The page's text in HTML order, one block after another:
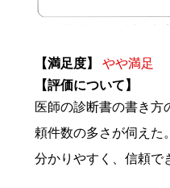
【満足度】
やや満足
【評価について】
医師の診断書の書き方
頼件数の多さが伺えた
分かりやすく、信頼で